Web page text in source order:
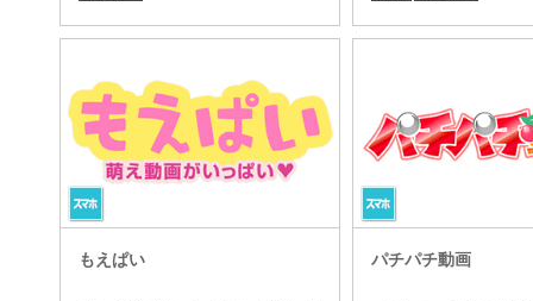
もえぱい パチパチ動画